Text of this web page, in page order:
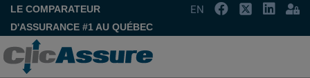
LE COMPARATEUR
D'ASSURANCE #1 AU QUÉBEC
EN